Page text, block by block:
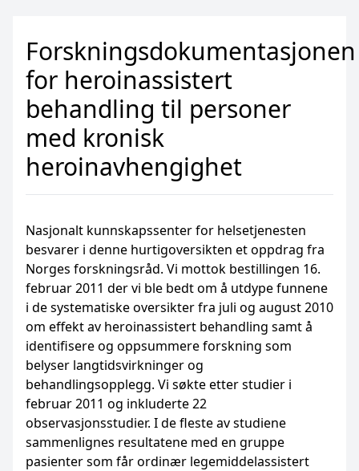
Forskningsdokumentasjonen
for heroinassistert
behandling til personer
med kronisk
heroinavhengighet
Nasjonalt kunnskapssenter for helsetjenesten
besvarer i denne hurtigoversikten et oppdrag fra
Norges forskningsråd. Vi mottok bestillingen 16.
februar 2011 der vi ble bedt om å utdype funnene
i de systematiske oversikter fra juli og august 2010
om effekt av heroinassistert behandling samt å
identifisere og oppsummere forskning som
belyser langtidsvirkninger og
behandlingsopplegg. Vi søkte etter studier i
februar 2011 og inkluderte 22
observasjonsstudier. I de fleste av studiene
sammenlignes resultatene med en gruppe
pasienter som får ordinær legemiddelassistert